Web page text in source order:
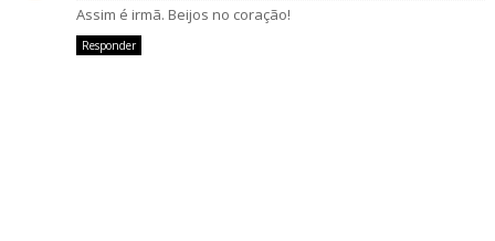
Assim é irmã. Beijos no coração!
Responder